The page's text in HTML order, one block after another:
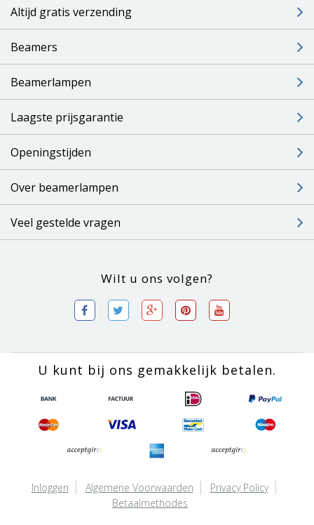
Altijd gratis verzending
Beamers
Beamerlampen
Laagste prijsgarantie
Openingstijden
Over beamerlampen
Veel gestelde vragen
Wilt u ons volgen?
U kunt bij ons gemakkelijk betalen.
Inloggen Algemene Voorwaarden
Privacy Policy
Betaalmethodes